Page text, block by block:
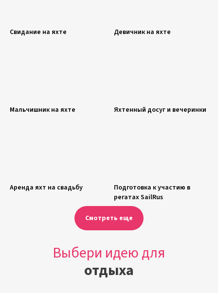
Свидание на яхте Девичник на яхте
Мальчишник на яхте Яхтенный досуг и вечеринки
Аренда яхт на свадьбу
Подготовка к участию в
регатах SailRus
Смотреть еще
Выбери идею для
отдыха